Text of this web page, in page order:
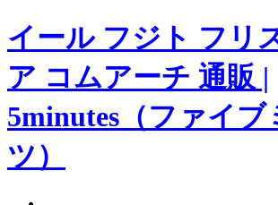
イール フジト フリ
ア コムアーチ 通販 |
5minutes（ファイブ
ツ）